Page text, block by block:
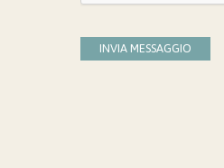
INVIA MESSAGGIO